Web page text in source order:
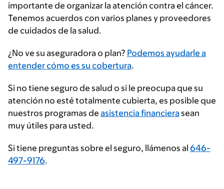
importante de organizar la atención contra el cáncer.
Tenemos acuerdos con varios planes y proveedores
de cuidados de la salud.
Ingrese
su
de
seguros
¿No ve su aseguradora o plan? Podemos ayudarle a
entender cómo es su cobertura.
Si no tiene seguro de salud o si le preocupa que su
atención no esté totalmente cubierta, es posible que
nuestros programas de asistencia financierasean
muy útiles para usted.
Si tiene preguntas sobre el seguro, llámenos al 646-
497-9176.